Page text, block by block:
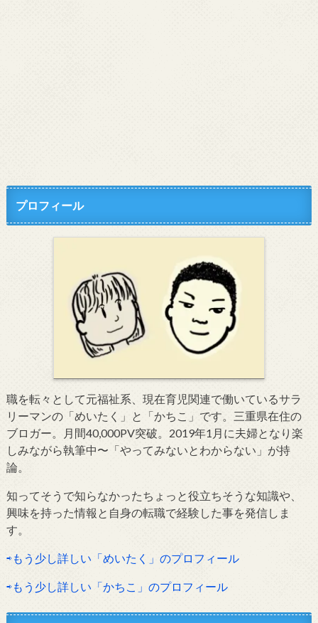
プロフィール
職を転々として元福祉系、現在育児関連で働いているサラ
リーマンの「めいたく」と「かちこ」です。三重県在住の
ブロガー。月間40,000PV突破。2019年1月に夫婦となり楽
しみながら執筆中〜「やってみないとわからない」が持
論。
知ってそうで知らなかったちょっと役立ちそうな知識や、
興味を持った情報と自身の転職で経験した事を発信しま
す。
⇨もう少し詳しい「めいたく」のプロフィール
⇨もう少し詳しい「かちこ」のプロフィール